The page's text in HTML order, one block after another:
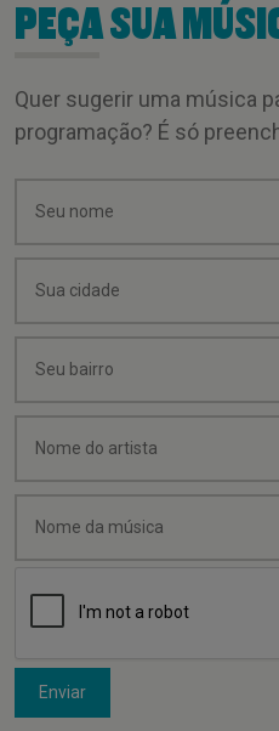
PEÇA SUA
Quer sugerir uma música
programação? É só
Enviar